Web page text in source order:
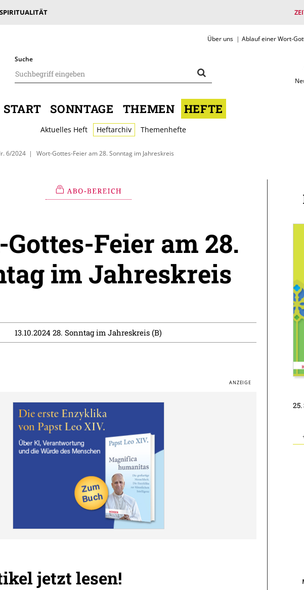
Über uns Ablauf einer Wort-
Suche
START SONNTAGE THEMEN HEFTE
Aktuelles Heft Heftarchiv Themenhefte
6/2024 Wort-Gottes-Feier am 28. Sonntag im Jahreskreis
Feier am 28.
im Jahreskreis
13.10.2024 28. Sonntag im Jahreskreis (B)
jetzt lesen!